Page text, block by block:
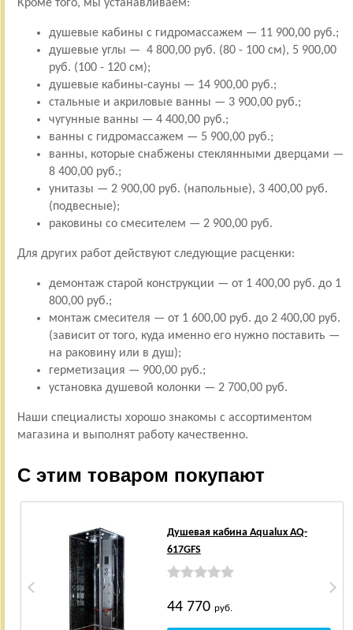
Кроме того, мы устанавливаем:
душевые кабины с гидромассажем — 11 900,00 руб.;
душевые углы — 4 800,00 руб. (80 - 100 см), 5 900,00
руб. (100 - 120 см);
душевые кабины-сауны — 14 900,00 руб.;
стальные и акриловые ванны — 3 900,00 руб.;
чугунные ванны — 4 400,00 руб.;
ванны с гидромассажем — 5 900,00 руб.;
ванны, которые снабжены стеклянными дверцами —
8 400,00 руб.;
унитазы — 2 900,00 руб. (напольные), 3 400,00 руб.
(подвесные);
раковины со смесителем — 2 900,00 руб.
Для других работ действуют следующие расценки:
демонтаж старой конструкции — от 1 400,00 руб. до 1
800,00 руб.;
монтаж смесителя — от 1 600,00 руб. до 2 400,00 руб.
(зависит от того, куда именно его нужно поставить —
на раковину или в душ);
герметизация — 900,00 руб.;
установка душевой колонки — 2 700,00 руб.
Наши специалисты хорошо знакомы с ассортиментом
магазина и выполнят работу качественно.
С этим товаром покупают
Душевая кабина Aqualux AQ-
617GFS
44 770 руб.